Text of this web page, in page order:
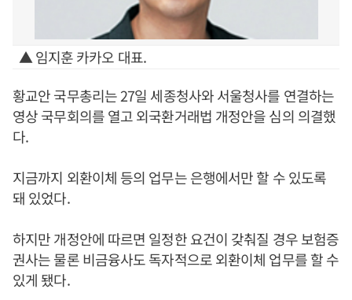
▲ 임지훈 카카오 대표.
황교안 국무총리는 27일 세종청사와 서울청사를 연결하는
영상 국무회의를 열고 외국환거래법 개정안을 심의 의결했
다.
지금까지 외환이체 등의 업무는 은행에서만 할 수 있도록
돼 있었다.
하지만 개정안에 따르면 일정한 요건이 갖춰질 경우 보험증
권사는 물론 비금융사도 독자적으로 외환이체 업무를 할 수
있게 됐다.